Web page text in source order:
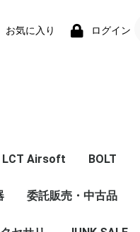
お気に入り ログイン
LCT Airsoft
エアガン本体
フロントキット
コンバージョンキット
マガジン
Z Series Parts
ハンドガード/グリッ
フロント周辺パーツ
レシーバー周辺パーツ
インナーパーツ
LCT 限定商品
内部カスタム
BOLT
委託販売・中古品